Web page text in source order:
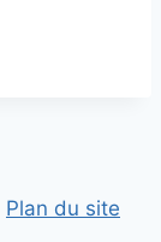
Plan du site